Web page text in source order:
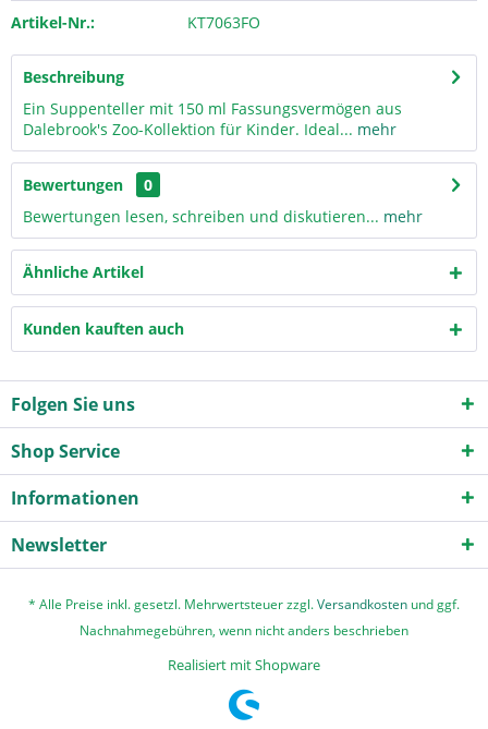
Artikel-Nr.: KT7063FO
Beschreibung
Ein Suppenteller mit 150 ml Fassungsvermögen aus
Dalebrook's Zoo-Kollektion für Kinder. Ideal... mehr
Bewertungen
0
Bewertungen lesen, schreiben und diskutieren... mehr
Ähnliche Artikel
Kunden kauften auch
Folgen Sie uns
Shop Service
Informationen
Newsletter
* Alle Preise inkl. gesetzl. Mehrwertsteuer zzgl.Versandkosten und ggf.
Nachnahmegebühren, wenn nicht anders beschrieben
Realisiert mit Shopware